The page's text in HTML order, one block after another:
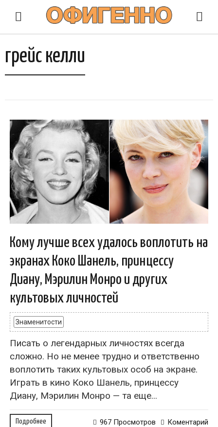
грейс келли
Кому лучше всех удалось воплотить на
экранах Коко Шанель, принцессу
Диану, Мэрилин Монро и других
культовых личностей
Знаменитости
Писать о легендарных личностях всегда
сложно. Но не менее трудно и ответственно
воплотить таких культовых особ на экране.
Играть в кино Коко Шанель, принцессу
Диану, Мэрилин Монро — та еще...
Подробнее Коментарий
967 Просмотров